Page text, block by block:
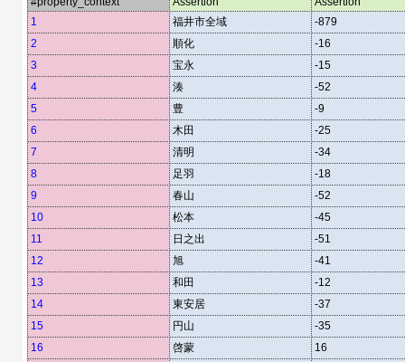
1
福井市全域
-879
2
順化
-16
3
宝永
-15
4
湊
-52
5
豊
-9
6
木田
-25
7
清明
-34
8
足羽
-18
9
春山
-52
10
松本
-45
11
日之出
-51
12
旭
-41
13
和田
-12
14
東安居
-37
15
円山
-35
16
啓蒙
16